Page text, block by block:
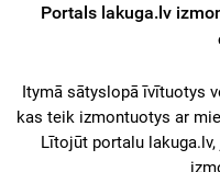
Portals lakuga.lv
Itymā sātyslopā īvītuotys
kas teik izmontuotys ar
Lītojūt portalu